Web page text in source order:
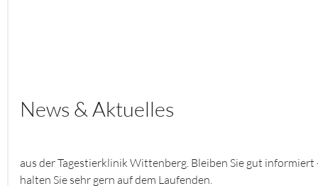
News & Aktuelles
aus der Tagestierklinik Wittenberg. Bleiben Sie gut informiert
halten Sie sehr gern auf dem Laufenden.